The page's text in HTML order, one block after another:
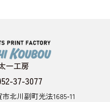
一工房
37-3077
北川副町光法1685‑11